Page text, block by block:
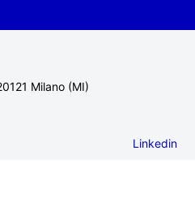
Milano (MI)
Linkedin